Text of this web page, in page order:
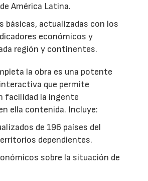
América Latina.
básicas, actualizadas con los
económicos y
región y continentes.
la obra es una potente
que permite
facilidad la ingente
ella contenida. Incluye:
de 196 países del
dependientes.
sobre la situación de